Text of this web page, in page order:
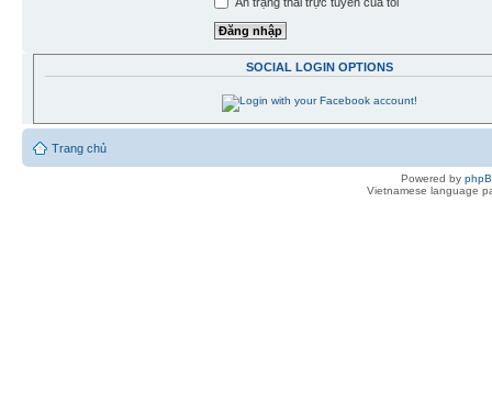
SOCIAL LOGIN OPTIONS
Trang chủ
Powered by
Vietnamese language